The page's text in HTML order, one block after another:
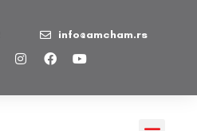
info@amcham.rs